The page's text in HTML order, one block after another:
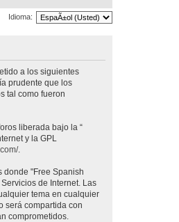
Idioma:
a los siguientes
prudente que los
tal como fueron
liberada bajo la “
y la GPL
.
donde "Free Spanish
de Internet. Las
tema en cualquier
será compartida con
comprometidos.